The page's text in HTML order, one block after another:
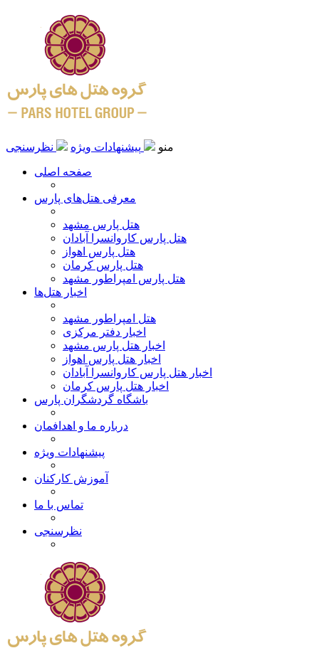
منو پیشنهادات ویژه نظرسنجی
صفحه اصلی
معرفی هتل‌های پارس
هتل پارس مشهد
هتل پارس کاروانسرا آبادان
هتل پارس اهواز
هتل پارس کرمان
هتل پارس امپراطور مشهد
اخبار هتل‌ها
هتل امپراطور مشهد
اخبار دفتر مرکزی
اخبار هتل پارس مشهد
اخبار هتل پارس اهواز
اخبار هتل پارس کاروانسرا آبادان
اخبار هتل پارس کرمان
باشگاه گردشگران پارس
درباره ما و اهدافمان
پیشنهادات ویژه
آموزش کارکنان
تماس با ما
نظرسنجی